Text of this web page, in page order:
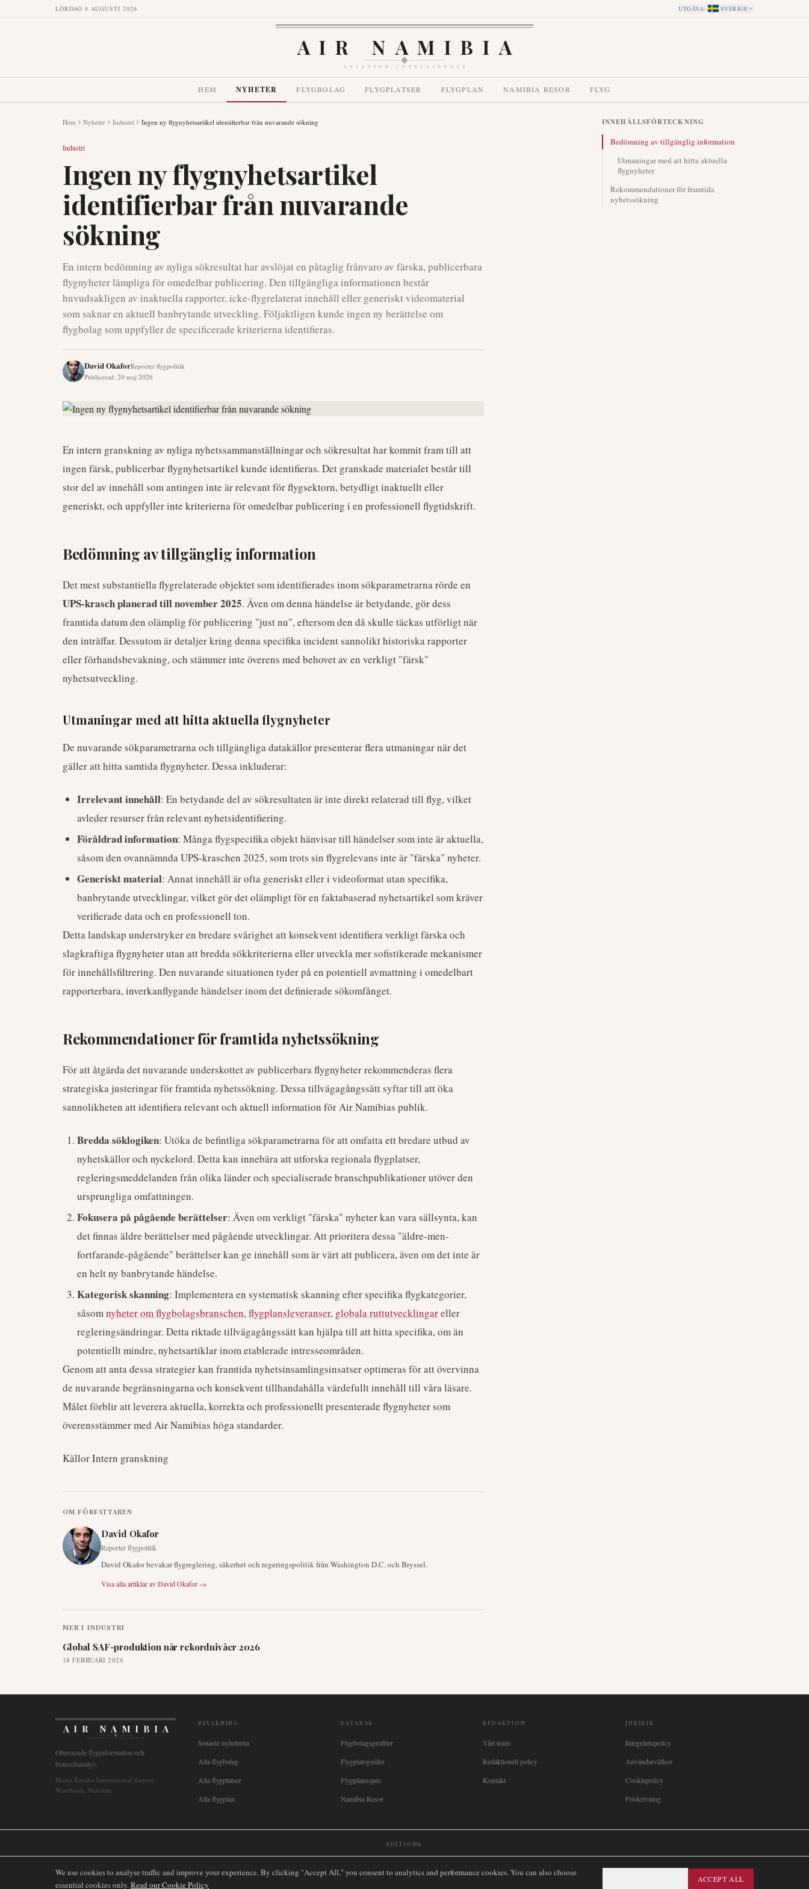
LÖRDAG 8 AUGUSTI 2026 UTGÅVA: SVERIGE
AIR NAMIBIA
AVIATION INTELLIGENCE
HEM NYHETER FLYGBOLAG FLYGPLATSER FLYGPLAN NAMIBIA RESOR FLYG
Hem Nyheter Industri Ingen ny flygnyhetsartikel identifierbar från nuvarande sökning
Industri
Ingen ny flygnyhetsartikel
identifierbar från nuvarande
sökning
En intern bedömning av nyliga sökresultat har avslöjat en påtaglig frånvaro av färska, publicerbara
flygnyheter lämpliga för omedelbar publicering. Den tillgängliga informationen består
huvudsakligen av inaktuella rapporter, icke-flygrelaterat innehåll eller generiskt videomaterial
som saknar en aktuell banbrytande utveckling. Följaktligen kunde ingen ny berättelse om
flygbolag som uppfyller de specificerade kriterierna identifieras.
David OkaforReporter flygpolitik
Publicerad: 20 maj 2026
En intern granskning av nyliga nyhetssammanställningar och sökresultat har kommit fram till att
ingen färsk, publicerbar flygnyhetsartikel kunde identifieras. Det granskade materialet består till
stor del av innehåll som antingen inte är relevant för flygsektorn, betydligt inaktuellt eller
generiskt, och uppfyller inte kriterierna för omedelbar publicering i en professionell flygtidskrift.
Bedömning av tillgänglig information
Det mest substantiella flygrelaterade objektet som identifierades inom sökparametrarna rörde en
UPS-krasch planerad till november 2025. Även om denna händelse är betydande, gör dess
framtida datum den olämplig för publicering "just nu", eftersom den då skulle täckas utförligt när
den inträffar. Dessutom är detaljer kring denna specifika incident sannolikt historiska rapporter
eller förhandsbevakning, och stämmer inte överens med behovet av en verkligt "färsk"
nyhetsutveckling.
Utmaningar med att hitta aktuella flygnyheter
De nuvarande sökparametrarna och tillgängliga datakällor presenterar flera utmaningar när det
gäller att hitta samtida flygnyheter. Dessa inkluderar:
Irrelevant innehåll: En betydande del av sökresultaten är inte direkt relaterad till flyg, vilket
avleder resurser från relevant nyhetsidentifiering.
Föråldrad information: Många flygspecifika objekt hänvisar till händelser som inte är aktuella,
såsom den ovannämnda UPS-kraschen 2025, som trots sin flygrelevans inte är "färska" nyheter.
Generiskt material: Annat innehåll är ofta generiskt eller i videoformat utan specifika,
banbrytande utvecklingar, vilket gör det olämpligt för en faktabaserad nyhetsartikel som kräver
verifierade data och en professionell ton.
Detta landskap understryker en bredare svårighet att konsekvent identifiera verkligt färska och
slagkraftiga flygnyheter utan att bredda sökkriterierna eller utveckla mer sofistikerade mekanismer
för innehållsfiltrering. Den nuvarande situationen tyder på en potentiell avmattning i omedelbart
rapporterbara, inverkanflygande händelser inom det definierade sökomfånget.
Rekommendationer för framtida nyhetssökning
För att åtgärda det nuvarande underskottet av publicerbara flygnyheter rekommenderas flera
strategiska justeringar för framtida nyhetssökning. Dessa tillvägagångssätt syftar till att öka
sannolikheten att identifiera relevant och aktuell information för Air Namibias publik.
Bredda söklogiken: Utöka de befintliga sökparametrarna för att omfatta ett bredare utbud av
nyhetskällor och nyckelord. Detta kan innebära att utforska regionala flygplatser,
regleringsmeddelanden från olika länder och specialiserade branschpublikationer utöver den
ursprungliga omfattningen.
Fokusera på pågående berättelser: Även om verkligt "färska" nyheter kan vara sällsynta, kan
det finnas äldre berättelser med pågående utvecklingar. Att prioritera dessa "äldre-men-
fortfarande-pågående" berättelser kan ge innehåll som är värt att publicera, även om det inte är
en helt ny banbrytande händelse.
Kategorisk skanning: Implementera en systematisk skanning efter specifika flygkategorier,
såsomnyheter om flygbolagsbranschen,flygplansleveranser, globala ruttutvecklingareller
regleringsändringar. Detta riktade tillvägagångssätt kan hjälpa till att hitta specifika, om än
potentiellt mindre, nyhetsartiklar inom etablerade intresseområden.
Genom att anta dessa strategier kan framtida nyhetsinsamlingsinsatser optimeras för att övervinna
de nuvarande begränsningarna och konsekvent tillhandahålla värdefullt innehåll till våra läsare.
Målet förblir att leverera aktuella, korrekta och professionellt presenterade flygnyheter som
överensstämmer med Air Namibias höga standarder.
Källor Intern granskning
OM FÖRFATTAREN
David Okafor
Reporter flygpolitik
David Okafor bevakar flygreglering, säkerhet och regeringspolitik från Washington D.C. och Bryssel.
Visa alla artiklar avDavid Okafor →
MER I INDUSTRI
Global SAF-produktion når rekordnivåer 2026
18 FEBRUARI 2026
INNEHÅLLSFÖRTECKNING
Bedömning av tillgänglig information
Utmaningar med att hitta aktuella
flygnyheter
Rekommendationer för framtida
nyhetssökning
AIR NAMIBIA
AVIATION INTELLIGENCE
Oberoende flyginformation och
branschanalys.
Hosea Kutako International Airport
Windhoek, Namibia
BEVAKNING
Senaste nyheterna
Alla flygbolag
Alla flygplatser
Alla flygplan
DATABAS
Flygbolagsprofiler
Flygplatsguider
Flygplansspec
Namibia Resor
REDAKTION
Vårt team
Redaktionell policy
Kontakt
JURIDIK
Integritetspolicy
Användarvillkor
Cookiepolicy
Friskrivning
EDITIONS
We use cookies to analyse traffic and improve your experience. By clicking "Accept All," you consent to analytics and performance cookies. You can also choose
essential cookies only.Read our Cookie Policy
ACCEPT ALL